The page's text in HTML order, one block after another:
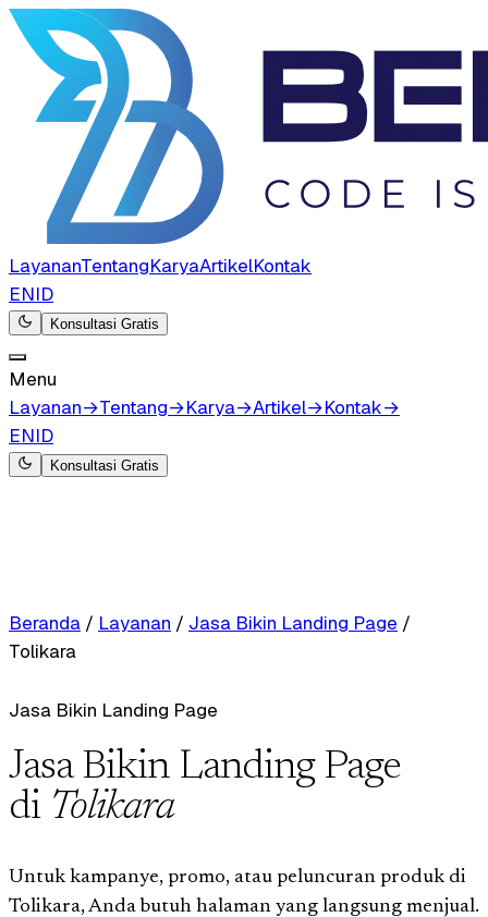
LayananTentangKaryaArtikelKontak
ENID
Konsultasi Gratis
Menu
Layanan→Tentang→Karya→Artikel→Kontak→
ENID
Konsultasi Gratis
Beranda / Layanan / Jasa Bikin Landing Page /
Tolikara
Jasa Bikin Landing Page
Jasa Bikin Landing Page
di Tolikara
Untuk kampanye, promo, atau peluncuran produk di
Tolikara, Anda butuh halaman yang langsung menjual.